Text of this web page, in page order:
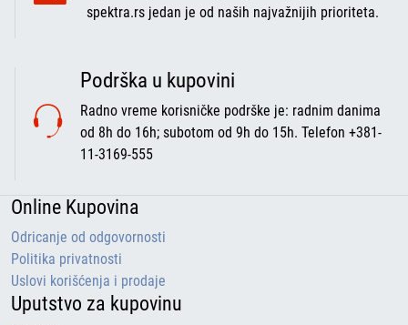
spektra.rs jedan je od naših najvažnijih prioriteta.
Podrška u kupovini
Radno vreme korisničke podrške je: radnim danima
od 8h do 16h; subotom od 9h do 15h. Telefon +381-
11-3169-555
Online Kupovina
Odricanje od odgovornosti
Politika privatnosti
Uslovi korišćenja i prodaje
Uputstvo za kupovinu